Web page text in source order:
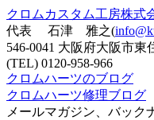
クロムカスタム工房株式
代表 石津 雅之(
546-0041 大阪府大阪市東
(TEL) 0120-958-966
クロムハーツのブログ
クロムハーツ修理ブログ
メールマガジン、バッ